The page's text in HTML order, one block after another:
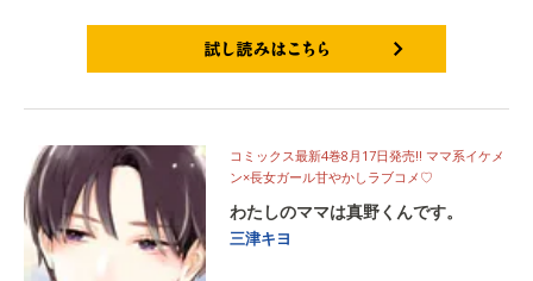
コミックス最新4巻8月17日発売!! ママ系イケメ
ン×長女ガール甘やかしラブコメ♡
わたしのママは真野くんです。
三津キヨ